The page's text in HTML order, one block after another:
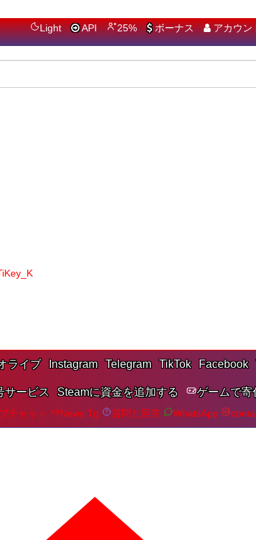
Light API 25% ボーナス アカウン
ライブ Instagram Telegram TikTok Facebook
サービス Steamに資金を追加する ゲームで寄
チャット News Tg 質問と回答 WhatsApp